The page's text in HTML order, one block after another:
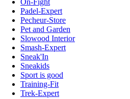
On-Fight
Padel-Expert
Pecheur-Store
Pet and Garden
Slowood Interior
Smash-Expert
Sneak'In
Sneakids
Sport is good
Training-Fit
Trek-Expert